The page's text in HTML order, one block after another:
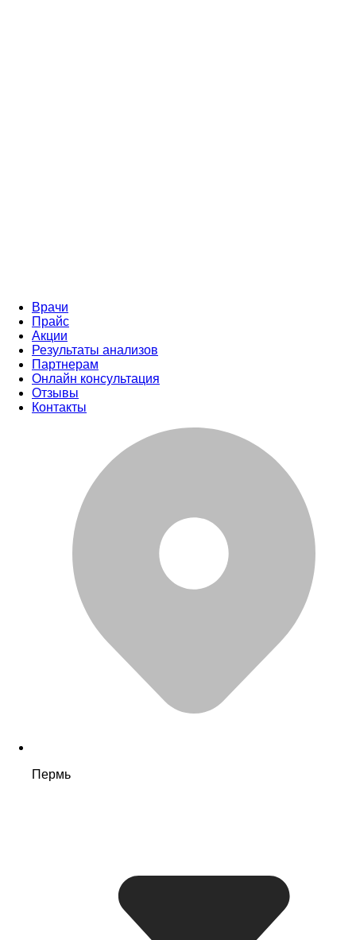
Врачи
Прайс
Акции
Результаты анализов
Партнерам
Онлайн консультация
Отзывы
Контакты
Пермь